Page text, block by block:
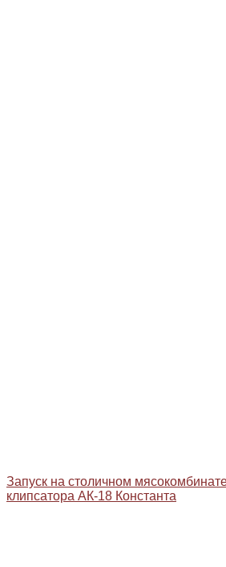
Запуск на столичном
клипсатора АК-18 Константа